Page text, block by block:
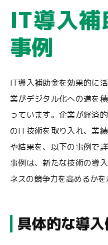
IT導入補
事例
IT導入補助金を効果的に
業がデジタル化への道を
っています。企業が経済
のIT技術を取り入れ、業
や結果を、以下の事例で
事例は、新たな技術の導
ネスの競争力を高めるかを
具体的な導